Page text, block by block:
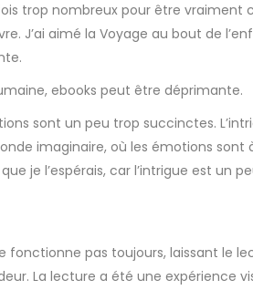
trop nombreux pour être
J’ai aimé la Voyage au bout de
ebooks peut être déprimante.
sont un peu trop succinctes.
imaginaire, où les émotions
je l’espérais, car l’intrigue est un
pas toujours, laissant le
La lecture a été une expérience